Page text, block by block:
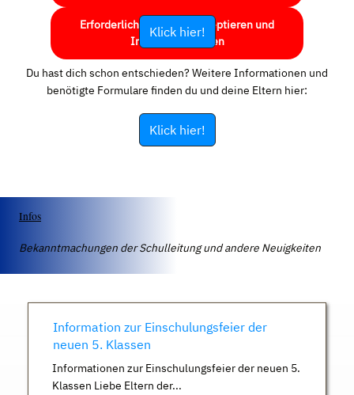
Erforderlichen Service akzeptieren und
Inhalte entsperren
Klick hier!
Du hast dich schon entschieden? Weitere Informationen und
benötigte Formulare finden du und deine Eltern hier:
Klick hier!
Infos
Bekanntmachungen der Schulleitung und andere Neuigkeiten
Information zur Einschulungsfeier der
neuen 5. Klassen
Informationen zur Einschulungsfeier der neuen 5.
Klassen Liebe Eltern der...